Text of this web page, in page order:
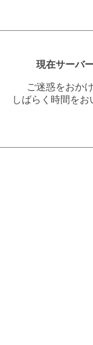
現在サーバ
ご迷惑をおか
しばらく時間を